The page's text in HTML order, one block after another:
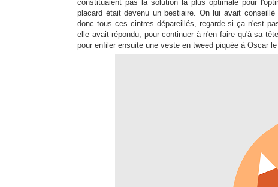
constituaient pas la solution la plus optimale pour
placard était devenu un bestiaire. On lui avait
donc tous ces cintres dépareillés, regarde si ça n'est
elle avait répondu, pour continuer à n'en faire qu'à sa
pour enfiler ensuite une veste en tweed piquée à Oscar